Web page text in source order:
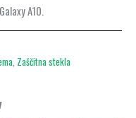
A10.
Zaščitna stekla